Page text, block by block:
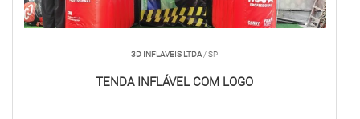
3D INFLAVEIS LTDA / SP
TENDA INFLÁVEL COM LOGO